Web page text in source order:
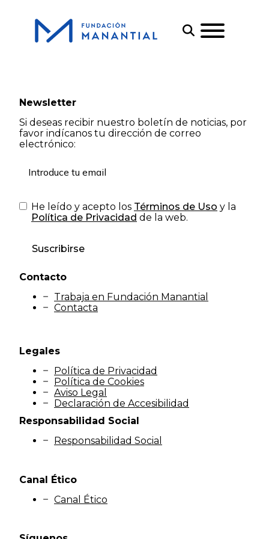
Newsletter
Si deseas recibir nuestro boletín de noticias, por
favor indícanos tu dirección de correo
electrónico:
He leído y acepto los Términos de Uso y la
Política de Privacidad de la web.
Suscribirse
Contacto
Trabaja en Fundación Manantial
Contacta
Legales
Política de Privacidad
Política de Cookies
Aviso Legal
Declaración de Accesibilidad
Responsabilidad Social
Responsabilidad Social
Canal Ético
Canal Ético